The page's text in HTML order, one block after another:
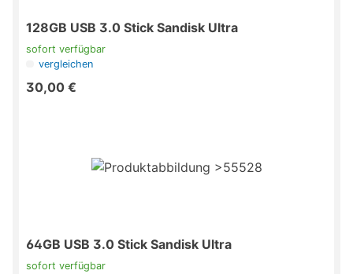
128GB USB 3.0 Stick Sandisk Ultra
sofort verfügbar
vergleichen
30,00 €
64GB USB 3.0 Stick Sandisk Ultra
sofort verfügbar